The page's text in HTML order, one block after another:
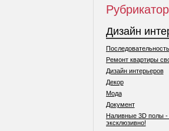
Рубрикатор
Дизайн
Ремонт квартиры
Дизайн интерьеров
Декор
Мода
Документ
Наливные 3D полы -
эксклюзивно!